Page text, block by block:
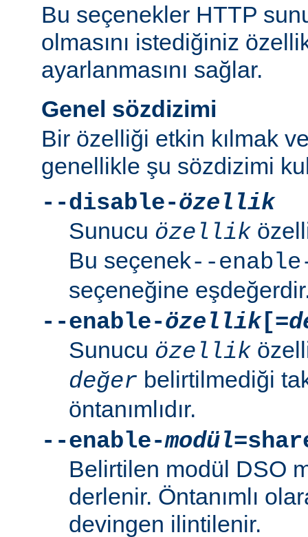
Bu seçenekler HTTP
olmasını istediğiniz
ayarlanmasını sağlar.
Genel sözdizimi
Bir özelliği etkin kılmak
genellikle şu sözdizimi
--disable-özellik
Sunucu özellik
Bu seçenek--
seçeneğine
--enable-özellik[=
Sunucu özellik
değer belirtilmediği
öntanımlıdır.
--enable-modül
Belirtilen modül DSO
derlenir. Öntanımlı
devingen ilintilenir.